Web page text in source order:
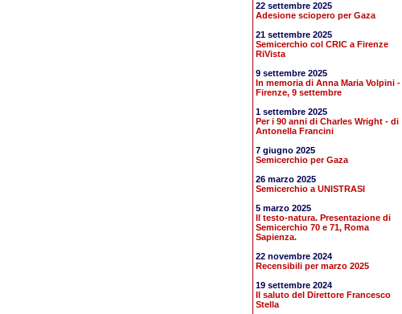
22 settembre 2025
Adesione sciopero per Gaza
21 settembre 2025
Semicerchio col CRIC a Firenze
RiVista
9 settembre 2025
In memoria di Anna Maria Volpini -
Firenze, 9 settembre
1 settembre 2025
Per i 90 anni di Charles Wright - di
Antonella Francini
7 giugno 2025
Semicerchio per Gaza
26 marzo 2025
Semicerchio a UNISTRASI
5 marzo 2025
Il testo-natura. Presentazione di
Semicerchio 70 e 71, Roma
Sapienza.
22 novembre 2024
Recensibili per marzo 2025
19 settembre 2024
Il saluto del Direttore Francesco
Stella